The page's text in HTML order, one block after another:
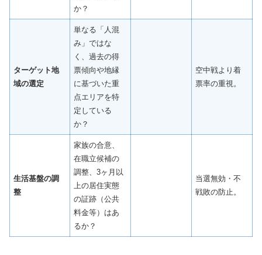
か？
ターゲット地
域の選定
単なる「人混
み」ではな
く、過去の得
票傾向や地縁
に基づいた重
点エリアを特
定している
か？
空中戦より着
票率の重視。
生活基盤の調
整
家族の合意、
在職立候補の
調整、3ヶ月以
上の居住実態
の証跡（公共
料金等）はあ
るか？
当選無効・不
戦敗の防止。